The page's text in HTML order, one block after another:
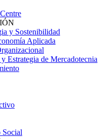
y Sostenibilidad
Aplicada
Estrategia de Mercadotecnia
Social